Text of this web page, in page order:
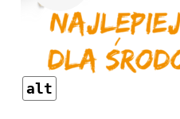
alt